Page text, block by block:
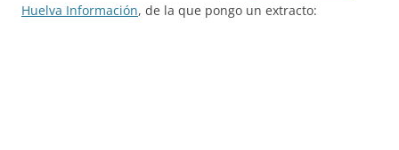
Huelva Información, de la que pongo un extracto: